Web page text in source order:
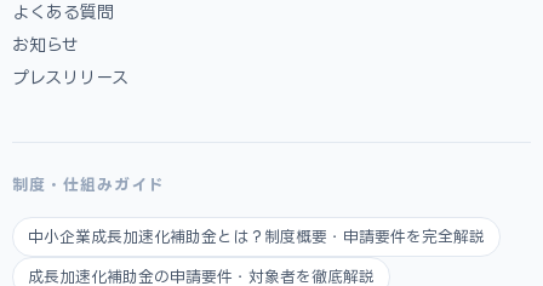
よくある質問
お知らせ
プレスリリース
制度・仕組みガイド
中小企業成長加速化補助金とは？制度概要・申請要件を完全解説
成長加速化補助金の申請要件・対象者を徹底解説